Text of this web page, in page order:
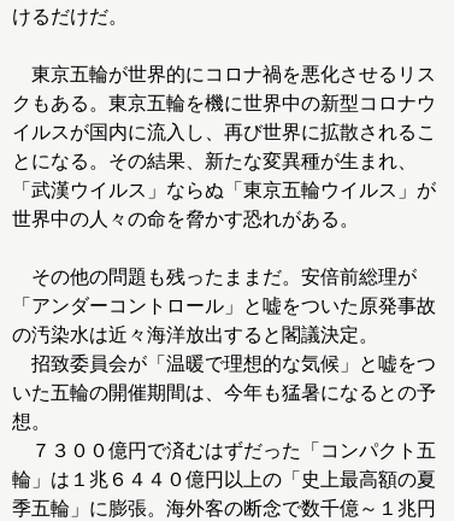
けるだけだ。
東京五輪が世界的にコロナ禍を悪化させるリス
クもある。東京五輪を機に世界中の新型コロナウ
イルスが国内に流入し、再び世界に拡散されるこ
とになる。その結果、新たな変異種が生まれ、
「武漢ウイルス」ならぬ「東京五輪ウイルス」が
世界中の人々の命を脅かす恐れがある。
その他の問題も残ったままだ。安倍前総理が
「アンダーコントロール」と嘘をついた原発事故
の汚染水は近々海洋放出すると閣議決定。
招致委員会が「温暖で理想的な気候」と嘘をつ
いた五輪の開催期間は、今年も猛暑になるとの予
想。
７３００億円で済むはずだった「コンパクト五
輪」は１兆６４４０億円以上の「史上最高額の夏
季五輪」に膨張。海外客の断念で数千億～１兆円